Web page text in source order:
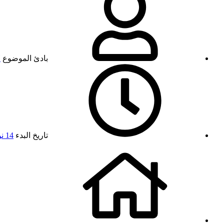
بادئ الموضوع
تاريخ البدء 14 نوفمبر 2024